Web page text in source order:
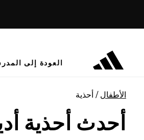
العودة إلى
الأطفال أحذية
أحدث أحذية